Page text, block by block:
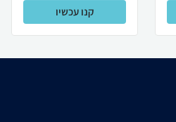
קנו עכשיו